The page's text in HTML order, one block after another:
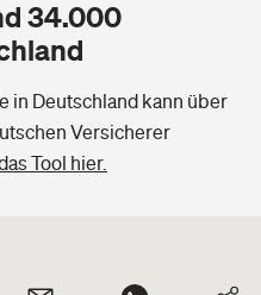
34.000
in Deutschland kann über
Versicherer
Tool hier.